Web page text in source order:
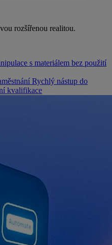
rozšířenou realitou.
s materiálem bez použití
Rychlý nástup do
kvalifikace